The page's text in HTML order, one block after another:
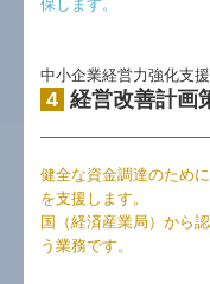
保します。
中小企業経営力強化支
4 経営改善計画
健全な資金調達のため
を支援します。
国（経済産業局）から
う業務です。